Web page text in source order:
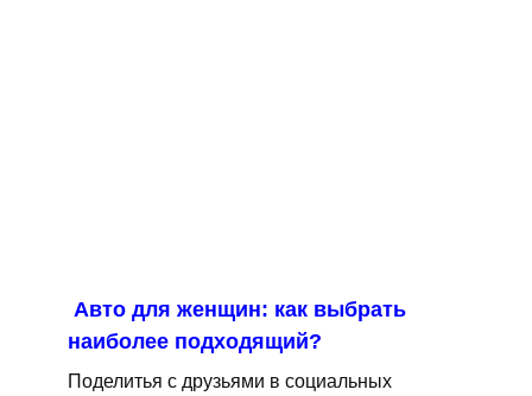
Авто для женщин: как выбрать
наиболее подходящий?
Поделитья с друзьями в социальных